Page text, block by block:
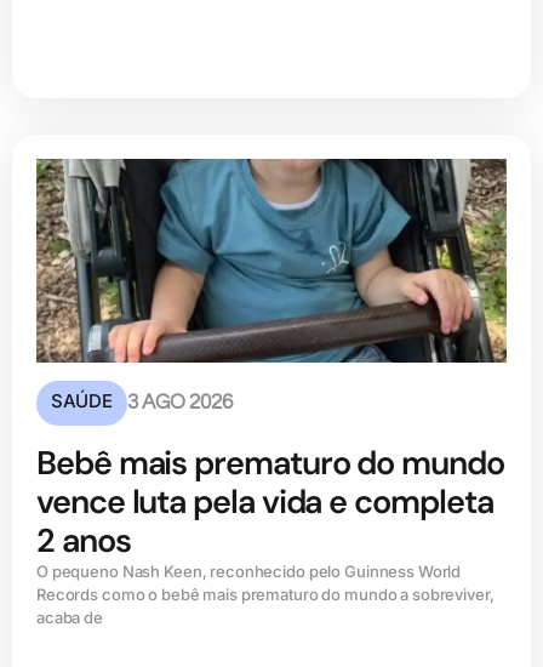
SAÚDE 3 AGO 2026
Bebê mais prematuro do mundo
vence luta pela vida e completa
2 anos
O pequeno Nash Keen, reconhecido pelo Guinness World
Records como o bebê mais prematuro do mundo a sobreviver,
acaba de